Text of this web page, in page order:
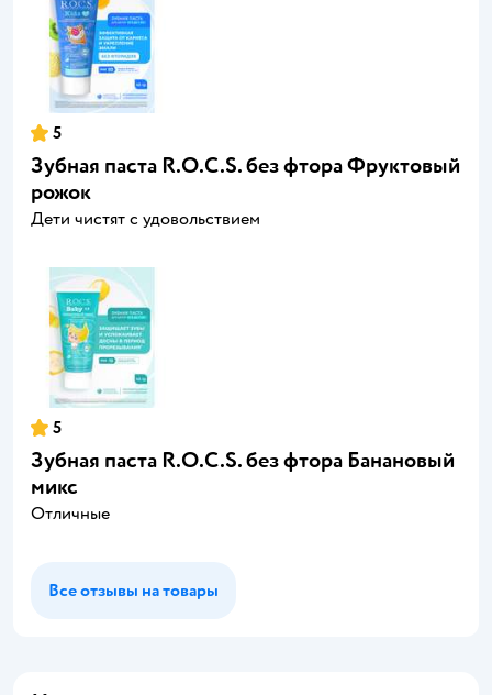
5
Зубная паста R.O.C.S. без фтора Фруктовый
рожок
Дети чистят с удовольствием
5
Зубная паста R.O.C.S. без фтора Банановый
микс
Отличные
Все отзывы на товары